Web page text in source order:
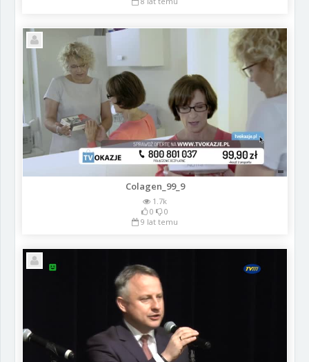
Colagen_99_9
1.7k
0
0
9 lat temu